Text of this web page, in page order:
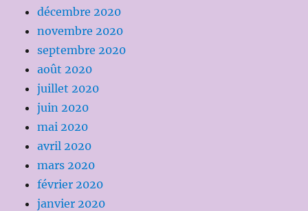
décembre 2020
novembre 2020
septembre 2020
août 2020
juillet 2020
juin 2020
mai 2020
avril 2020
mars 2020
février 2020
janvier 2020